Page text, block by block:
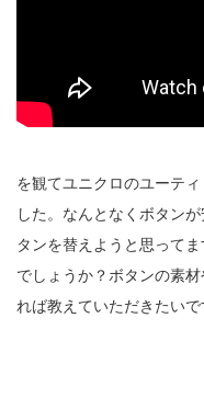
を観てユニクロのユーテ
した。なんとなくボタン
タンを替えようと思って
でしょうか？ボタンの素
れば教えていただきたいで